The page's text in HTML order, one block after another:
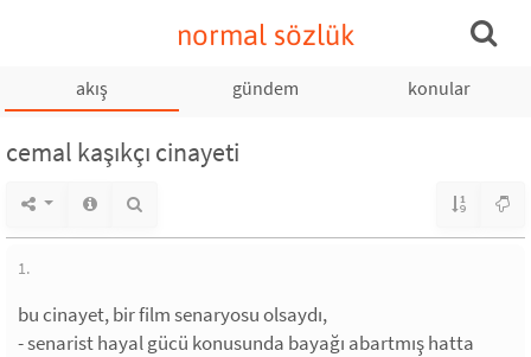
normal sözlük
akış gündem konular
cemal kaşıkçı cinayeti
1.
bu cinayet, bir film senaryosu olsaydı,
- senarist hayal gücü konusunda bayağı abartmış hatta